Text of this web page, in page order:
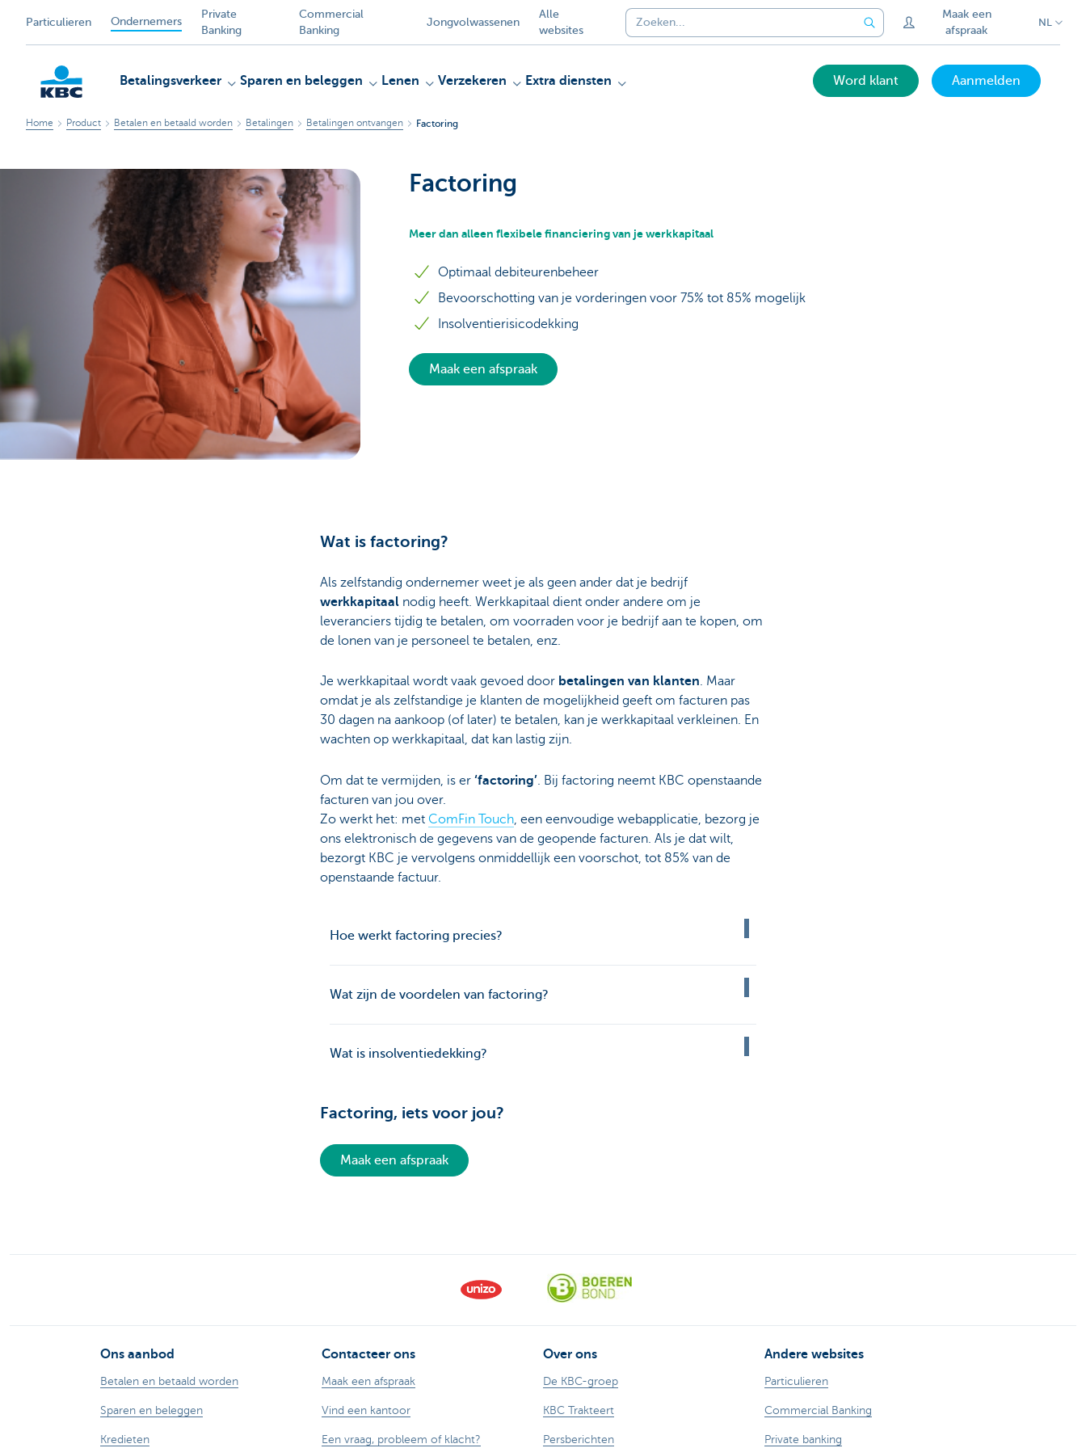
Particulieren Ondernemers
Private
Banking
Commercial
Banking
Jongvolwassenen
Alle
websites
Maak een
afspraak
NL
KBC
Ondernemers
Betalingsverkeer Sparen en beleggen Lenen Verzekeren Extra diensten Word klant Aanmelden
Home Product Betalen en betaald worden Betalingen Betalingen ontvangen Factoring
Factoring
Meer dan alleen flexibele financiering van je werkkapitaal
Optimaal debiteurenbeheer
Bevoorschotting van je vorderingen voor 75% tot 85% mogelijk
Insolventierisicodekking
Maak een afspraak
Wat is factoring?
Als zelfstandig ondernemer weet je als geen ander dat je bedrijf
werkkapitaal nodig heeft. Werkkapitaal dient onder andere om je
leveranciers tijdig te betalen, om voorraden voor je bedrijf aan te kopen, om
de lonen van je personeel te betalen, enz.
Je werkkapitaal wordt vaak gevoed door betalingen van klanten. Maar
omdat je als zelfstandige je klanten de mogelijkheid geeft om facturen pas
30 dagen na aankoop (of later) te betalen, kan je werkkapitaal verkleinen. En
wachten op werkkapitaal, dat kan lastig zijn.
Om dat te vermijden, is er ‘factoring’. Bij factoring neemt KBC openstaande
facturen van jou over.
Zo werkt het: met ComFin Touch, een eenvoudige webapplicatie, bezorg je
ons elektronisch de gegevens van de geopende facturen. Als je dat wilt,
bezorgt KBC je vervolgens onmiddellijk een voorschot, tot 85% van de
openstaande factuur.
Hoe werkt factoring precies?
Wat zijn de voordelen van factoring?
Wat is insolventiedekking?
Factoring, iets voor jou?
Maak een afspraak
Ons aanbod
Betalen en betaald worden
Sparen en beleggen
Kredieten
Contacteer ons
Maak een afspraak
Vind een kantoor
Een vraag, probleem of klacht?
Over ons
De KBC-groep
KBC Trakteert
Persberichten
Andere websites
Particulieren
Commercial Banking
Private banking